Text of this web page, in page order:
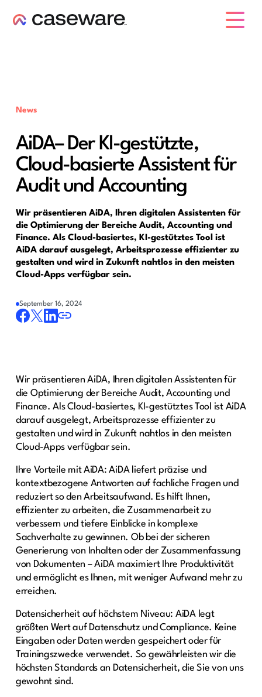
News
AiDA– Der KI-gestützte,
Cloud-basierte Assistent für
Audit und Accounting
Wir präsentieren AiDA, Ihren digitalen Assistenten für
die Optimierung der Bereiche Audit, Accounting und
Finance. Als Cloud-basiertes, KI-gestütztes Tool ist
AiDA darauf ausgelegt, Arbeitsprozesse effizienter zu
gestalten und wird in Zukunft nahtlos in den meisten
Cloud-Apps verfügbar sein.
September 16, 2024
Wir präsentieren AiDA, Ihren digitalen Assistenten für
die Optimierung der Bereiche Audit, Accounting und
Finance. Als Cloud-basiertes, KI-gestütztes Tool ist AiDA
darauf ausgelegt, Arbeitsprozesse effizienter zu
gestalten und wird in Zukunft nahtlos in den meisten
Cloud-Apps verfügbar sein.
Ihre Vorteile mit AiDA: AiDA liefert präzise und
kontextbezogene Antworten auf fachliche Fragen und
reduziert so den Arbeitsaufwand. Es hilft Ihnen,
effizienter zu arbeiten, die Zusammenarbeit zu
verbessern und tiefere Einblicke in komplexe
Sachverhalte zu gewinnen. Ob bei der sicheren
Generierung von Inhalten oder der Zusammenfassung
von Dokumenten – AiDA maximiert Ihre Produktivität
und ermöglicht es Ihnen, mit weniger Aufwand mehr zu
erreichen.
Datensicherheit auf höchstem Niveau: AiDA legt
größten Wert auf Datenschutz und Compliance. Keine
Eingaben oder Daten werden gespeichert oder für
Trainingszwecke verwendet. So gewährleisten wir die
höchsten Standards an Datensicherheit, die Sie von uns
gewohnt sind.